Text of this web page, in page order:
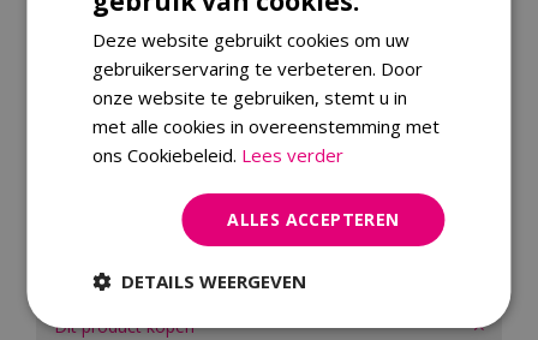
Specificaties
EAN code
8719319366579
Merk
Maestro
Materiaal
1.45 kilogram
Merk
Dit product kopen
Deze website gebruikt cookies om uw
gebruikerservaring te verbeteren. Door
onze website te gebruiken, stemt u in
met alle cookies in overeenstemming met
ons Cookiebeleid. Lees verder
ALLES ACCEPTEREN
DETAILS WEERGEVEN